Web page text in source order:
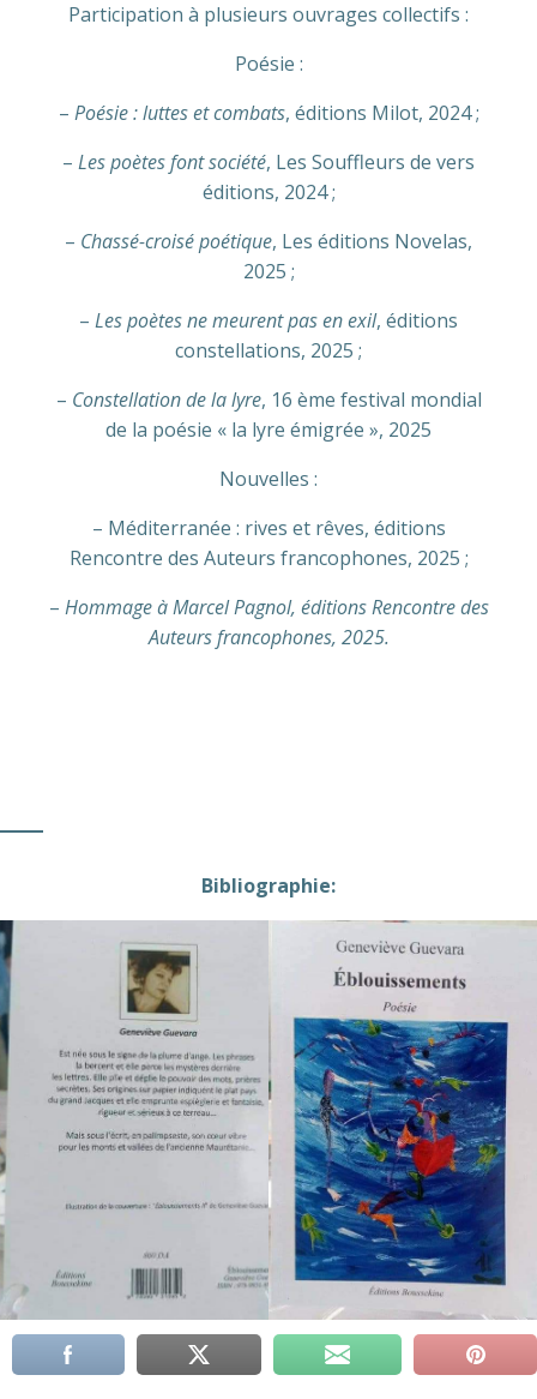
Participation à plusieurs ouvrages collectifs :
Poésie :
– Poésie : luttes et combats, éditions Milot, 2024 ;
– Les poètes font société, Les Souffleurs de vers
éditions, 2024 ;
– Chassé-croisé poétique, Les éditions Novelas,
2025 ;
– Les poètes ne meurent pas en exil, éditions
constellations, 2025 ;
– Constellation de la lyre, 16 ème festival mondial
de la poésie « la lyre émigrée », 2025
Nouvelles :
– Méditerranée : rives et rêves, éditions
Rencontre des Auteurs francophones, 2025 ;
– Hommage à Marcel Pagnol, éditions Rencontre des
Auteurs francophones, 2025.
Bibliographie: